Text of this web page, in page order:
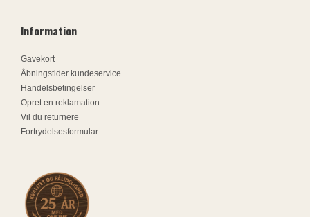
Information
Gavekort
Åbningstider kundeservice
Handelsbetingelser
Opret en reklamation
Vil du returnere
Fortrydelsesformular